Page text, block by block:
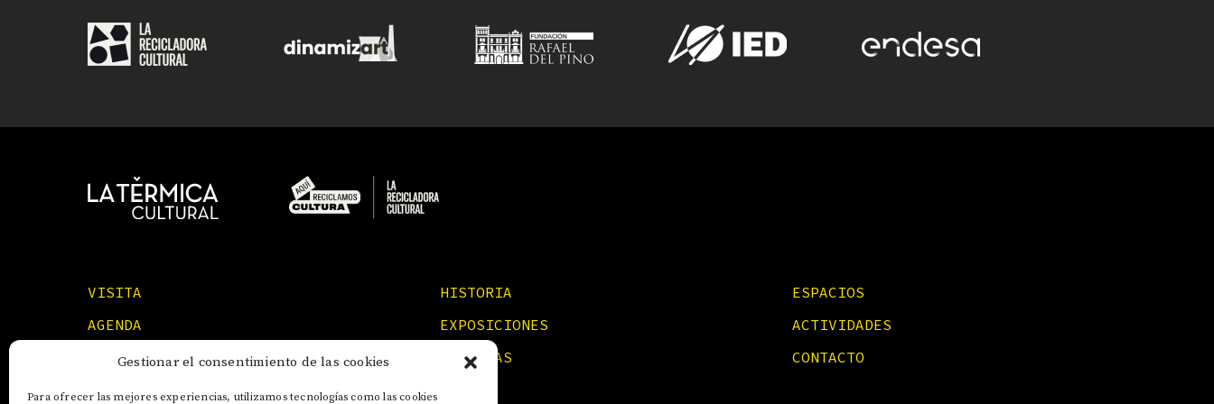
Gestionar el consentimiento de las cookies
Para ofrecer las mejores experiencias, utilizamos tecnologías como las cookies
VISITA HISTORIA
ESPACIOS
AGENDA
EXPOSICIONES
ACTIVIDADES
FORMACIONES
NOTICIAS CONTACTO